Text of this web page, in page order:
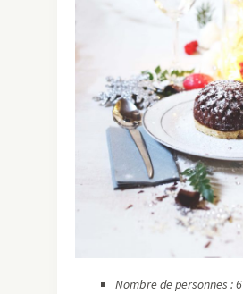
Nombre de personnes : 6